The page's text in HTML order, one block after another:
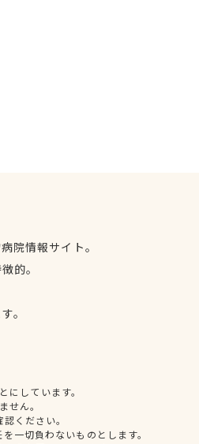
院情報サイト。
的。
。
しています。
せん。
ください。
一切負わないものとします。